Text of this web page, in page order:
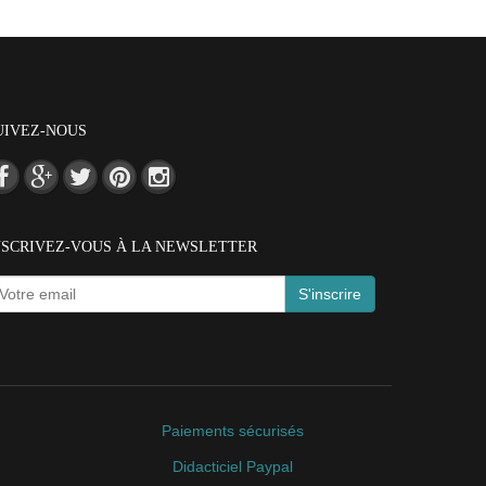
NOUS
VOUS À LA NEWSLETTER
S'inscrire
Paiements sécurisés
Didacticiel Paypal